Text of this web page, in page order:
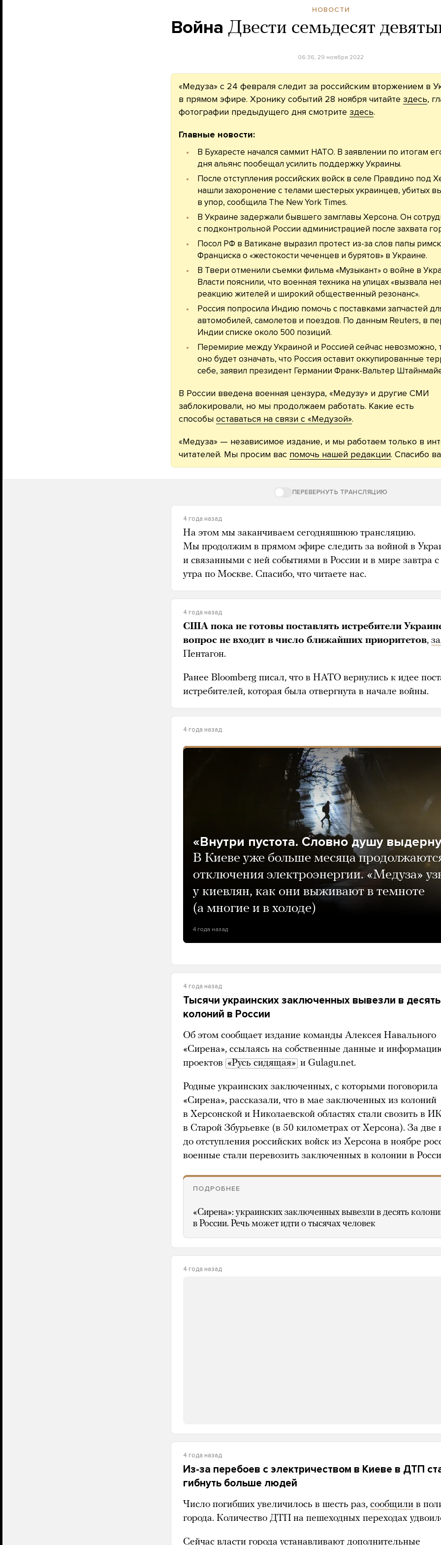
НОВОСТИ
Война Двести семьдесят
06:36, 29 ноября 2022
«Медуза» с 24 февраля следит за российским вторжением в
в прямом эфире. Хронику событий 28 ноября читайте здесь,
фотографии предыдущего дня смотрите здесь.
Главные новости:
В Бухаресте начался саммит НАТО. В заявлении по итогам
дня альянс пообещал усилить поддержку Украины.
После отступления российских войск в селе Правдино под
нашли захоронение с телами шестерых украинцев, убитых
в упор, сообщила The New York Times.
В Украине задержали бывшего замглавы Херсона. Он
с подконтрольной России администрацией после захвата
Посол РФ в Ватикане выразил протест из-за слов папы
Франциска о «жестокости чеченцев и бурятов» в Украине.
В Твери отменили съемки фильма «Музыкант» о войне в
Власти пояснили, что военная техника на улицах «вызвала
реакцию жителей и широкий общественный резонанс».
Россия попросила Индию помочь с поставками запчастей
автомобилей, самолетов и поездов. По данным Reuters, в
Индии списке около 500 позиций.
Перемирие между Украиной и Россией сейчас невозможно,
оно будет означать, что Россия оставит оккупированные
себе, заявил президент Германии Франк-Вальтер
В России введена военная цензура, «Медузу» и другие СМИ
заблокировали, но мы продолжаем работать. Какие есть
способы оставаться на связи с «Медузой».
«Медуза» — независимое издание, и мы работаем только в
читателей. Мы просим вас помочь нашей редакции. Спасибо
ПЕРЕВЕРНУТЬ ТРАНСЛЯЦИЮ
4 года назад
На этом мы заканчиваем сегодняшнюю трансляцию.
Мы продолжим в прямом эфире следить за войной в
и связанными с ней событиями в России и в мире завтра с
утра по Москве. Спасибо, что читаете нас.
4 года назад
США пока не готовы поставлять истребители
вопрос не входит в число ближайших приоритетов,
Пентагон.
Ранее Bloomberg писал, что в НАТО вернулись к идее
истребителей, которая была отвергнута в начале войны.
4 года назад
«Внутри пустота. Словно душу
В Киеве уже больше месяца
отключения электроэнергии. «Медуза»
у киевлян, как они выживают в темноте
(а многие и в холоде)
4 года назад
4 года назад
Тысячи украинских заключенных вывезли в десять
колоний в России
Об этом сообщает издание команды Алексея Навального
«Сирена», ссылаясь на собственные данные и
проектов «Русь сидящая» и Gulagu.net.
Родные украинских заключенных, с которыми поговорила
«Сирена», рассказали, что в мае заключенных из колоний
в Херсонской и Николаевской областях стали свозить в
в Старой Збурьевке (в 50 километрах от Херсона). За две
до отступления российских войск из Херсона в ноябре
военные стали перевозить заключенных в колонии в
ПОДРОБНЕЕ
«Сирена»: украинских заключенных вывезли в десять
в России. Речь может идти о тысячах человек
4 года назад
4 года назад
Из-за перебоев с электричеством в Киеве в ДТП
гибнуть больше людей
Число погибших увеличилось в шесть раз, сообщили в
города. Количество ДТП на пешеходных переходах
Сейчас власти города устанавливают дополнительные